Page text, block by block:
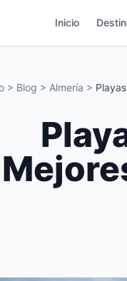
Inicio
> Blog > Almería >